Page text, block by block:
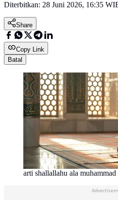
Diterbitkan: 28 Juni 2026, 16:35
Share
Copy Link
Batal
arti shallallahu ala